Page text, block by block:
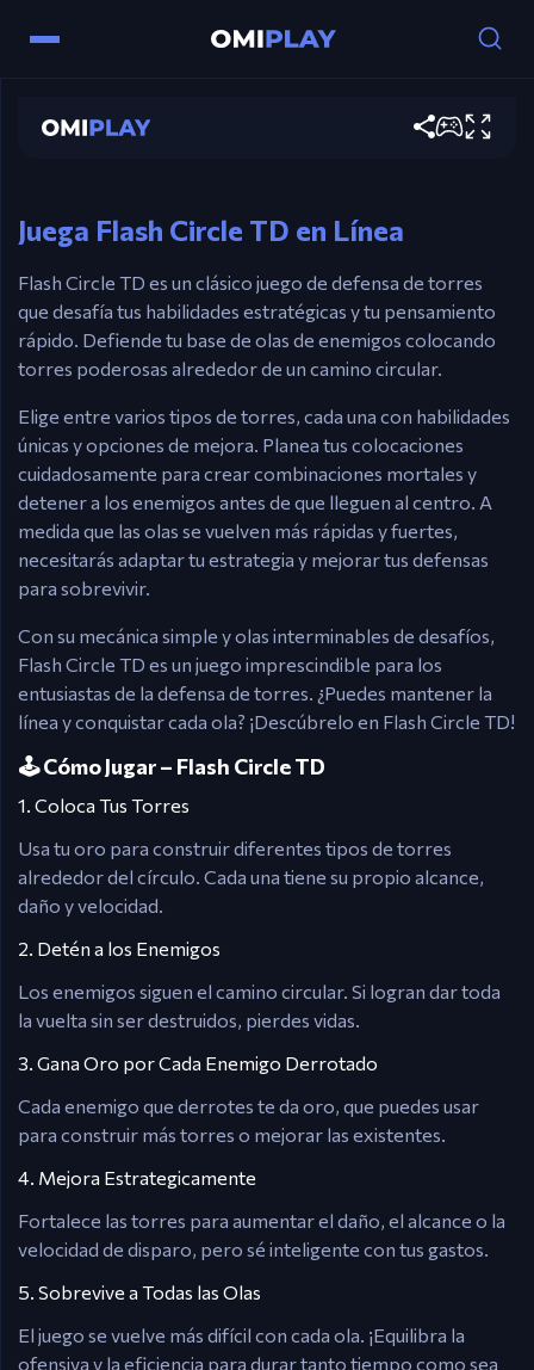
Flash Circle TD
Mouse – Elige, construye y mejora torres.
Juega Flash Circle TD en Línea
Flash Circle TD es un clásico juego de defensa de torres
que desafía tus habilidades estratégicas y tu pensamiento
rápido. Defiende tu base de olas de enemigos colocando
torres poderosas alrededor de un camino circular.
Elige entre varios tipos de torres, cada una con habilidades
únicas y opciones de mejora. Planea tus colocaciones
cuidadosamente para crear combinaciones mortales y
detener a los enemigos antes de que lleguen al centro. A
medida que las olas se vuelven más rápidas y fuertes,
necesitarás adaptar tu estrategia y mejorar tus defensas
para sobrevivir.
Con su mecánica simple y olas interminables de desafíos,
Flash Circle TD es un juego imprescindible para los
entusiastas de la defensa de torres. ¿Puedes mantener la
línea y conquistar cada ola? ¡Descúbrelo en Flash Circle TD!
🕹️ Cómo Jugar – Flash Circle TD
1. Coloca Tus Torres
Usa tu oro para construir diferentes tipos de torres
alrededor del círculo. Cada una tiene su propio alcance,
daño y velocidad.
2. Detén a los Enemigos
Los enemigos siguen el camino circular. Si logran dar toda
la vuelta sin ser destruidos, pierdes vidas.
3. Gana Oro por Cada Enemigo Derrotado
Cada enemigo que derrotes te da oro, que puedes usar
para construir más torres o mejorar las existentes.
4. Mejora Estrategicamente
Fortalece las torres para aumentar el daño, el alcance o la
velocidad de disparo, pero sé inteligente con tus gastos.
5. Sobrevive a Todas las Olas
El juego se vuelve más difícil con cada ola. ¡Equilibra la
ofensiva y la eficiencia para durar tanto tiempo como sea